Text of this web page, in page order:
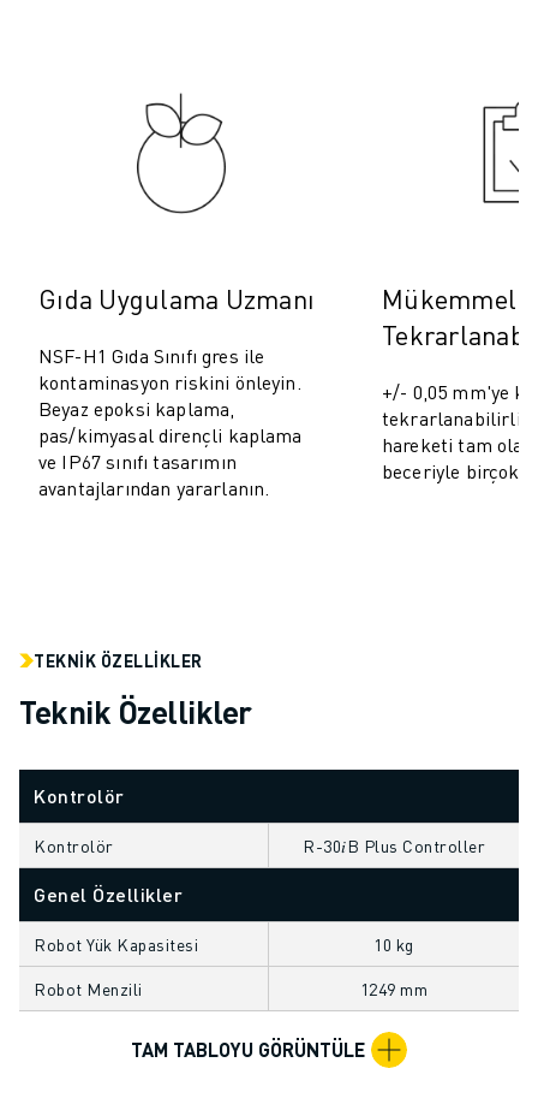
ROBOCUT TEL EROZYON MAKINELERI
ROBOCUT DONANIM
ROBOCUT YAZILIMI
ROBOCUT ÖNLEYICI BAKIM
ROBOCUT SÜRDÜRÜLEBILIRLIK
ÜRETIM VERIMLILIĞINI ARTIRMAK IÇIN AKILLI FABRIKA ÇÖZÜMLERI
VAKA ÇALIŞMALARI
ÇÖZÜMLER
ENDÜSTRILER
TÜM SEKTÖRLER
HAVACILIK
MEDIKAL
DEPOLAMA, LOJISTIK, SEVKIYAT
ARK KAYNAĞI
BIRLEŞTIRME
CNC TAŞLAMA
CNC FREZELEME
CNC TORNA
YÜKSEK HIZLI DELME VE KILAVUZ ÇEKME
MAKINE BESLEME
Gıda Uygulama Uzmanı
NSF-H1 Gıda Sınıfı gres ile
kontaminasyon riskini önleyin.
Beyaz epoksi kaplama,
pas/kimyasal dirençli kaplama
ve IP67 sınıfı tasarımın
avantajlarından yararlanın.
Mükemmel
+/- 0,05 mm'ye
tekrarlanabilirlik
hareketi tam
beceriyle birçok
TEKNIK ÖZELLIKLER
Teknik Özellikler
Kontrolör
Kontrolör R-30𝑖B Plus Controller
Genel Özellikler
Robot Yük Kapasitesi 10 kg
Robot Menzili 1249 mm
TAM TABLOYU GÖRÜNTÜLE